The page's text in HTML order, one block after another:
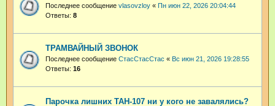
Последнее сообщение vlasovzloy « Пн июн 22, 2026 20:04:44
Ответы: 8
ТРАМВАЙНЫЙ ЗВОНОК
Последнее сообщение СтасСтасСтас « Вс июн 21, 2026 19:28:55
Ответы: 16
Парочка лишних ТАН-107 ни у кого не завалялись?